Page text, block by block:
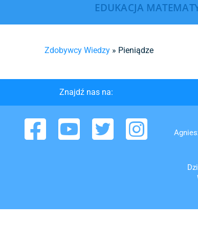
EDUKACJA
Zdobywcy Wiedzy » Pieniądze
Znajdź nas na:
Facebook YouTube Twitter Instagram